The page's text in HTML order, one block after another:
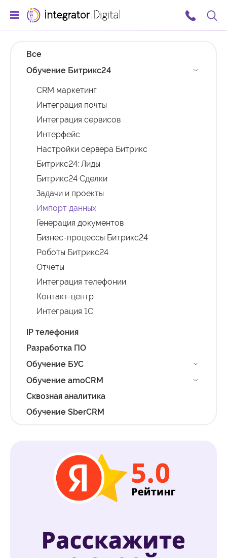
Ссылка на главную страницу
Все
Обучение Битрикс24
CRM маркетинг
Интеграция почты
Интеграция сервисов
Интерфейс
Настройки сервера Битрикс
Битрикс24: Лиды
Битрикс24 Сделки
Задачи и проекты
Импорт данных
Генерация документов
Бизнес-процессы Битрикс24
Роботы Битрикс24
Отчеты
Интеграция телефонии
Контакт-центр
Интеграция 1С
IP телефония
Разработка ПО
Обучение БУС
Обучение amoCRM
Сквозная аналитика
Обучение SberCRM